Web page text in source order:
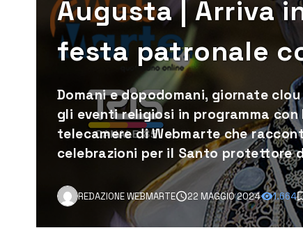
Augusta | Arriva
festa patronale
Domani e dopodomani, giornate
gli eventi religiosi in programma
telecamere di Webmarte che
celebrazioni per il Santo protettore
REDAZIONE WEBMARTE 22 MAGGIO 2024 1.664